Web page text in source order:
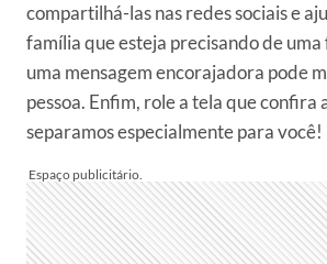
compartilhá-las nas redes sociais e
família que esteja precisando de
uma mensagem encorajadora pode
pessoa. Enfim, role a tela que confira
separamos especialmente para você!